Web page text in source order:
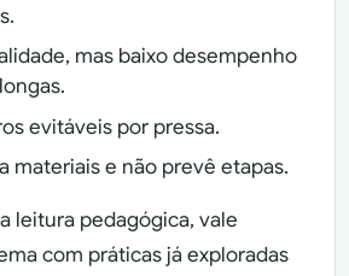
mas baixo desempenho
evitáveis por pressa.
materiais e não prevê etapas.
leitura pedagógica, vale
com práticas já exploradas